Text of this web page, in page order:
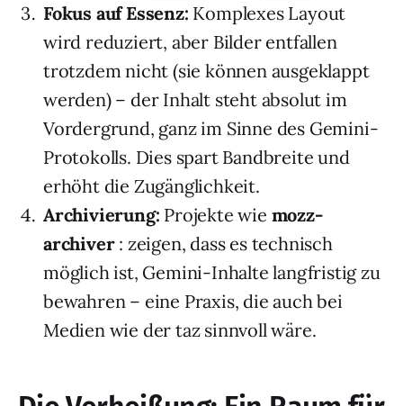
Fokus auf Essenz: Komplexes Layout
wird reduziert, aber Bilder entfallen
trotzdem nicht (sie können ausgeklappt
werden) – der Inhalt steht absolut im
Vordergrund, ganz im Sinne des Gemini-
Protokolls. Dies spart Bandbreite und
erhöht die Zugänglichkeit.
Archivierung: Projekte wie mozz-
archiver: zeigen, dass es technisch
möglich ist, Gemini-Inhalte langfristig zu
bewahren – eine Praxis, die auch bei
Medien wie der taz sinnvoll wäre.